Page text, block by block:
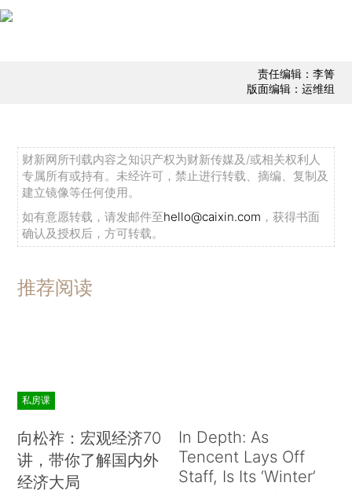
责任编辑：李箐
版面编辑：运维组
财新网所刊载内容之知识产权为财新传媒及/或相关权利人
专属所有或持有。未经许可，禁止进行转载、摘编、复制及
建立镜像等任何使用。
如有意愿转载，请发邮件至hello@caixin.com ，获得书面
确认及授权后，方可转载。
推荐阅读
私房课
向松祚：宏观经济70
讲，带你了解国内外
经济大局
In Depth: As
Tencent Lays Off
Staff, Is Its ‘Winter’